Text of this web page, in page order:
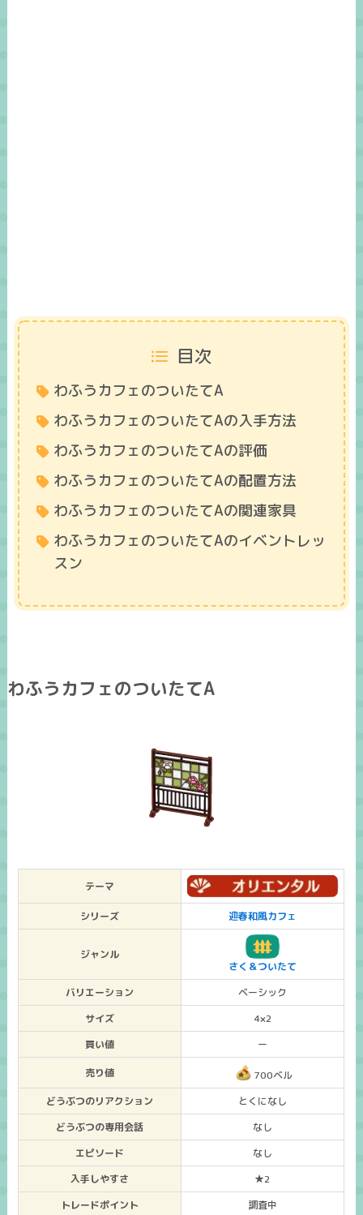
目次
わふうカフェのついたてA
わふうカフェのついたてAの入手方法
わふうカフェのついたてAの評価
わふうカフェのついたてAの配置方法
わふうカフェのついたてAの関連家具
わふうカフェのついたてAのイベントレッ
スン
わふうカフェのついたてA
テーマ
シリーズ 迎春和風カフェ
ジャンル
さく＆ついたて
バリエーション
ベーシック
サイズ
4×2
買い値
ー
売り値
700ベル
どうぶつのリアクション
とくになし
どうぶつの専用会話
なし
エピソード
なし
入手しやすさ
★2
トレードポイント
調査中